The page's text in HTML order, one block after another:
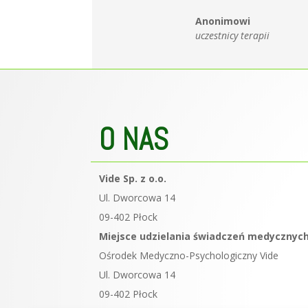
Anonimowi
uczestnicy terapii
O NAS
Vide Sp. z o.o.
Ul. Dworcowa 14
09-402 Płock
Miejsce udzielania świadczeń
Ośrodek Medyczno-Psychologiczny Vide
Ul. Dworcowa 14
09-402 Płock